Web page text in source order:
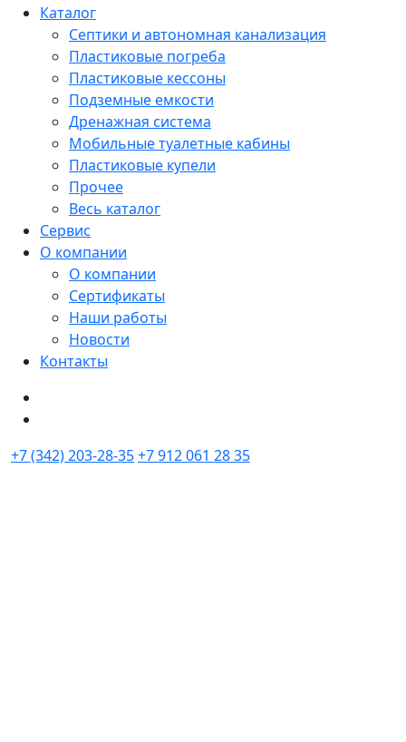
Каталог
Септики и автономная канализация
Пластиковые погреба
Пластиковые кессоны
Подземные емкости
Дренажная система
Мобильные туалетные кабины
Пластиковые купели
Прочее
Весь каталог
Сервис
О компании
О компании
Сертификаты
Наши работы
Новости
Контакты
+7 (342) 203-28-35+7 912 061 28 35